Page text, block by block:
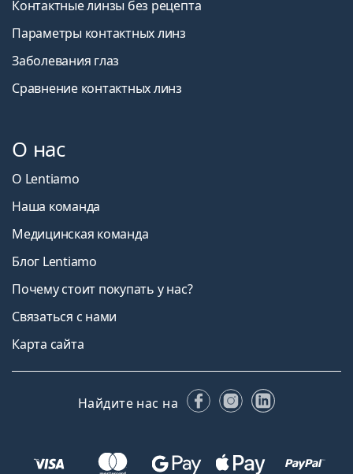
Контактные линзы без рецепта
Параметры контактных линз
Заболевания глаз
Сравнение контактных линз
О нас
О Lentiamo
Наша команда
Медицинская команда
Блог Lentiamo
Почему стоит покупать у нас?
Связаться с нами
Карта сайта
Найдите нас на FacebookInstagram
LinkedIn